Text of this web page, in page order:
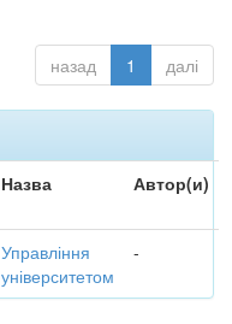
назад 1 далі
Назва Автор(и)
Управління
університетом
-